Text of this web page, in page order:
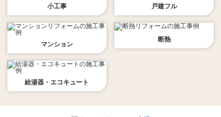
小工事 戸建フル
マンション
断熱
給湯器・エコキュート